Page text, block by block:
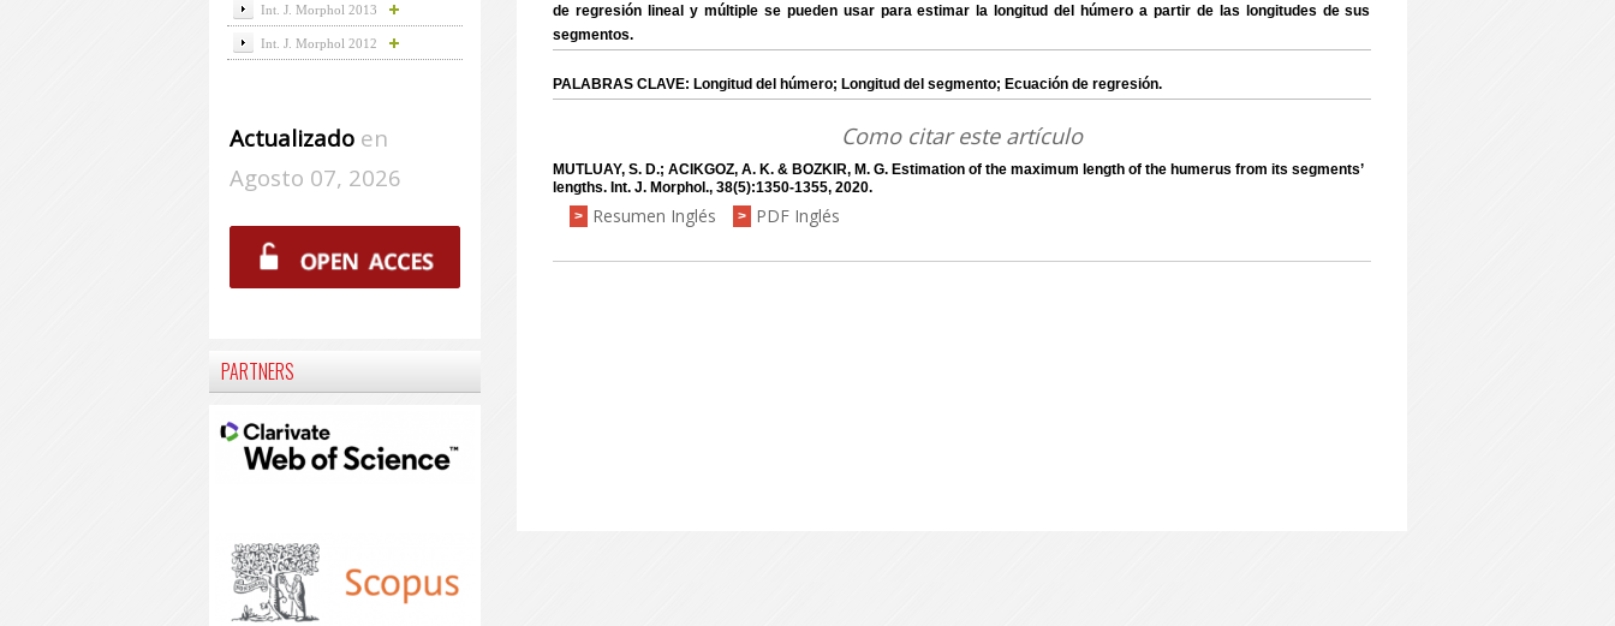
de regresión lineal y múltiple se pueden usar para estimar la longitud del húmero a partir de las longitudes de sus
segmentos.
PALABRAS CLAVE: Longitud del húmero; Longitud del segmento; Ecuación de regresión.
Como citar este artículo
MUTLUAY, S. D.; ACIKGOZ, A. K. & BOZKIR, M. G. Estimation of the maximum length of the humerus from its segments’
lengths. Int. J. Morphol., 38(5):1350-1355, 2020.
>
Resumen Inglés > PDF Inglés
Int. J. Morphol 2013
Int. J. Morphol 2012
Actualizadoen
Agosto 07, 2026
PARTNERS